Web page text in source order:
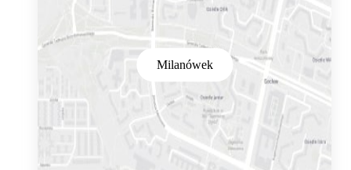
Milanówek